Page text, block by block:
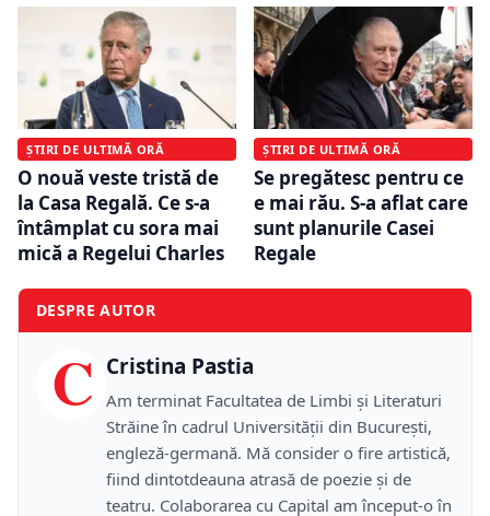
ȘTIRI DE ULTIMĂ ORĂ
O nouă veste tristă de
la Casa Regală. Ce s-a
întâmplat cu sora mai
mică a Regelui Charles
ȘTIRI DE ULTIMĂ ORĂ
Se pregătesc pentru ce
e mai rău. S-a aflat care
sunt planurile Casei
Regale
DESPRE AUTOR
C Cristina Pastia
Am terminat Facultatea de Limbi și Literaturi
Străine în cadrul Universității din București,
engleză-germană. Mă consider o fire artistică,
fiind dintotdeauna atrasă de poezie și de
teatru. Colaborarea cu Capital am început-o în